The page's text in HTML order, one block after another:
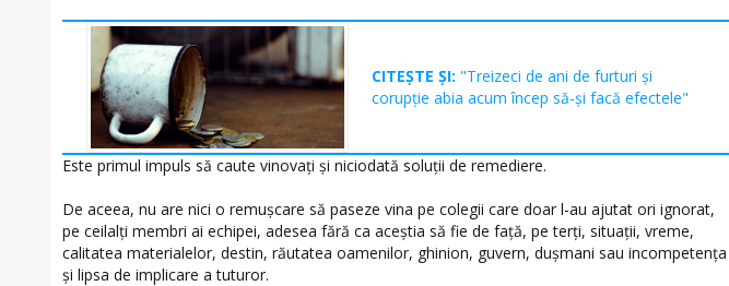
CITEȘTE ȘI: "Treizeci de ani de furturi și
corupție abia acum încep să-și facă efectele"
Este primul impuls să caute vinovați și niciodată soluții de remediere.
De aceea, nu are nici o remușcare să paseze vina pe colegii care doar l-au ajutat ori ignorat,
pe ceilalți membri ai echipei, adesea fără ca aceștia să fie de față, pe terți, situații, vreme,
calitatea materialelor, destin, răutatea oamenilor, ghinion, guvern, dușmani sau incompetența
și lipsa de implicare a tuturor.